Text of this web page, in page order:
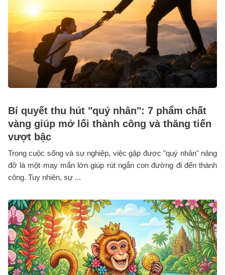
Bí quyết thu hút "quý nhân": 7 phẩm chất
vàng giúp mở lối thành công và thăng tiến
vượt bậc
Trong cuộc sống và sự nghiệp, việc gặp được "quý nhân" nâng
đỡ là một may mắn lớn giúp rút ngắn con đường đi đến thành
công. Tuy nhiên, sự ...